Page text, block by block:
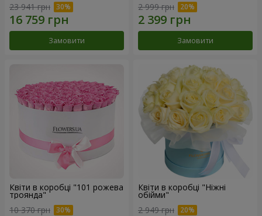
23 941 грн
Замовити
2 999 грн
Замовити
Квіти в коробці "101 рожева
троянда"
10 370 грн
Квіти в коробці "Ніжні
обійми"
2 949 грн